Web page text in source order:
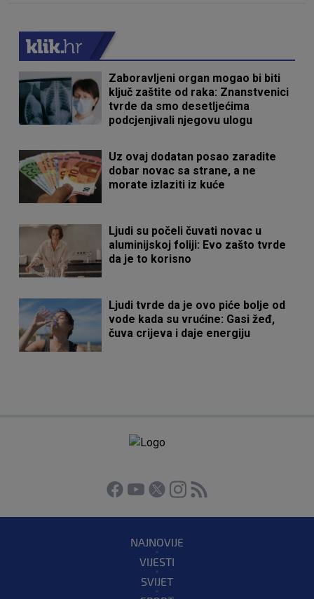
Zaboravljeni organ mogao bi biti
ključ zaštite od raka: Znanstvenici
tvrde da smo desetljećima
podcjenjivali njegovu ulogu
Uz ovaj dodatan posao zaradite
dobar novac sa strane, a ne
morate izlaziti iz kuće
Ljudi su počeli čuvati novac u
aluminijskoj foliji: Evo zašto tvrde
da je to korisno
Ljudi tvrde da je ovo piće bolje od
vode kada su vrućine: Gasi žeđ,
čuva crijeva i daje energiju
NAJNOVIJE
VIJESTI
SVIJET